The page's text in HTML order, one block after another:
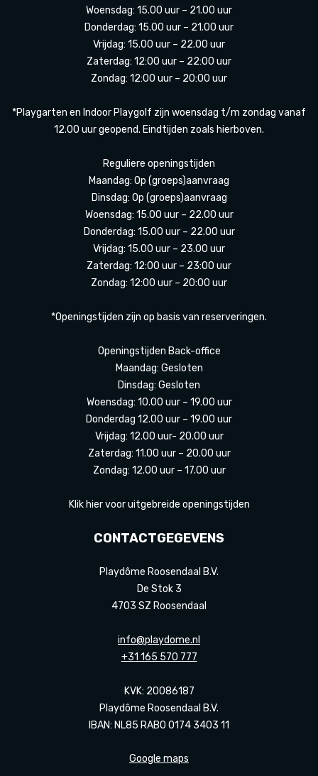
Woensdag: 15.00 uur – 21.00 uur
Donderdag: 15.00 uur – 21.00 uur
Vrijdag: 15.00 uur – 22.00 uur
Zaterdag: 12:00 uur – 22:00 uur
Zondag: 12:00 uur – 20:00 uur
*Playgarten en Indoor Playgolf zijn woensdag t/m zondag vanaf
12.00 uur geopend. Eindtijden zoals hierboven.
Reguliere openingstijden
Maandag: Op (groeps)aanvraag
Dinsdag: Op (groeps)aanvraag
Woensdag: 15.00 uur – 22.00 uur
Donderdag: 15.00 uur – 22.00 uur
Vrijdag: 15.00 uur – 23.00 uur
Zaterdag: 12:00 uur – 23:00 uur
Zondag: 12:00 uur – 20:00 uur
*Openingstijden zijn op basis van reserveringen.
Openingstijden Back-office
Maandag: Gesloten
Dinsdag: Gesloten
Woensdag: 10.00 uur – 19.00 uur
Donderdag 12.00 uur – 19.00 uur
Vrijdag: 12.00 uur- 20.00 uur
Zaterdag: 11.00 uur – 20.00 uur
Zondag: 12.00 uur – 17.00 uur
Klik hier voor uitgebreide openingstijden
CONTACTGEGEVENS
Playdôme Roosendaal B.V.
De Stok 3
4703 SZ Roosendaal
info@playdome.nl
+31 165 570 777
KVK: 20086187
Playdôme Roosendaal B.V.
IBAN: NL85 RABO 0174 3403 11
Google maps